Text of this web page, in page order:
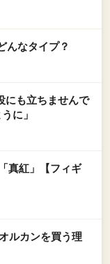
んなタイプ？
にも立ちませんで
に」
真紅」【フィギ
ルカンを買う理